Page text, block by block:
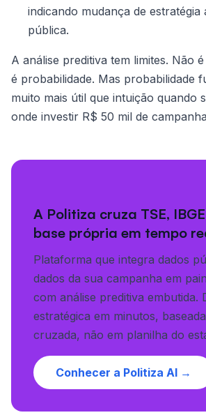
indicando mudança de estratégia
pública.
A análise preditiva tem limites. Não
é probabilidade. Mas probabilidade
muito mais útil que intuição quando
onde investir R$ 50 mil de
A Politiza cruza TSE,
base própria em tempo
Plataforma que integra dados
dados da sua campanha em
com análise preditiva embutida.
estratégica em minutos,
cruzada, não em planilha do
Conhecer a Politiza AI →